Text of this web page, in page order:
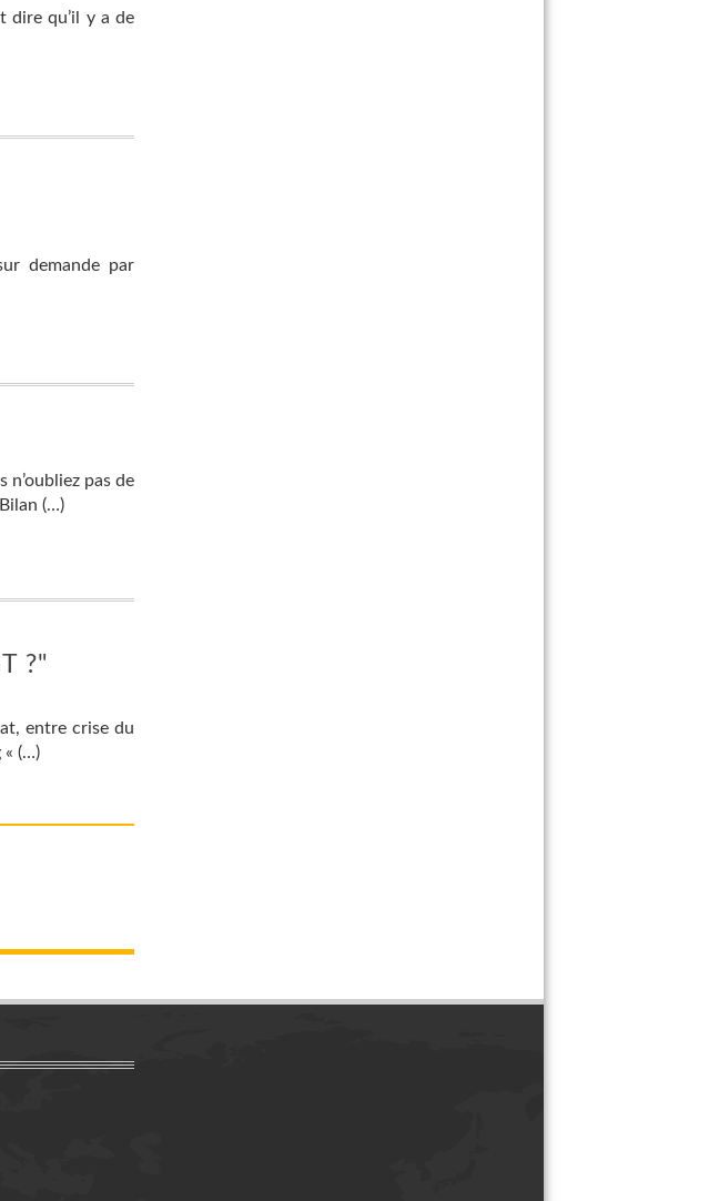
dire qu’il y a de
demande par
pas de
(…)
?"
entre crise du
« (…)